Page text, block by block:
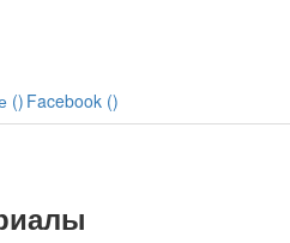
() Facebook ()